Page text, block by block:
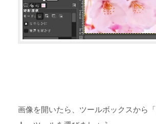
画像を開いたら、ツールボックスから「